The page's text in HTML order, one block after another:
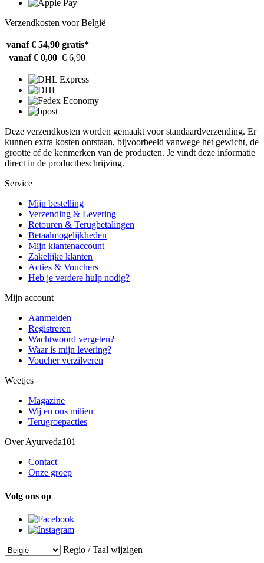
Verzendkosten voor België
vanaf € 54,90 gratis*
vanaf € 0,00 € 6,90
Deze verzendkosten worden gemaakt voor standaardverzending. Er
kunnen extra kosten ontstaan, bijvoorbeeld vanwege het gewicht, de
grootte of de kenmerken van de producten. Je vindt deze informatie
direct in de productbeschrijving.
Service
Mijn bestelling
Verzending & Levering
Retouren & Terugbetalingen
Betaalmogelijkheden
Mijn klantenaccount
Zakelijke klanten
Acties & Vouchers
Heb je verdere hulp nodig?
Mijn account
Aanmelden
Registreren
Wachtwoord vergeten?
Waar is mijn levering?
Voucher verzilveren
Weetjes
Magazine
Wij en ons milieu
Terugroepacties
Over Ayurveda101
Contact
Onze groep
Volg ons op
Regio / Taal wijzigen